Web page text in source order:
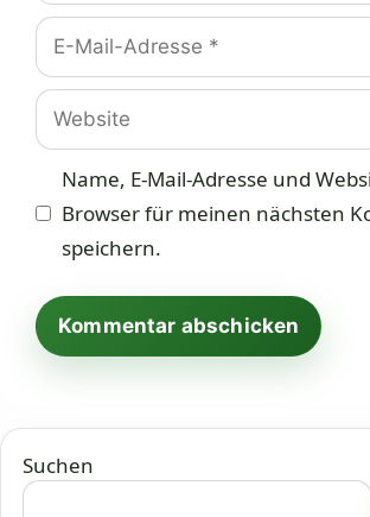
E-
Mail-
Adresse
Website
Name, E-Mail-Adresse und
Browser für meinen nächsten
speichern.
Suchen